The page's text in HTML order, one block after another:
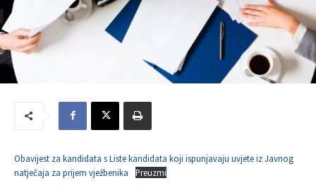
Obavijest za kandidata s Liste kandidata koji ispunjavaju uvjete iz Javnog
natječaja za prijem vježbenika
Preuzmi